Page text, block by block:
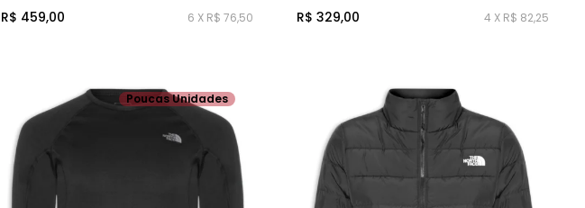
R$ 459,00 6 X R$ 76,50 R$ 329,00 4 X R$ 82,25
Poucas Unidades